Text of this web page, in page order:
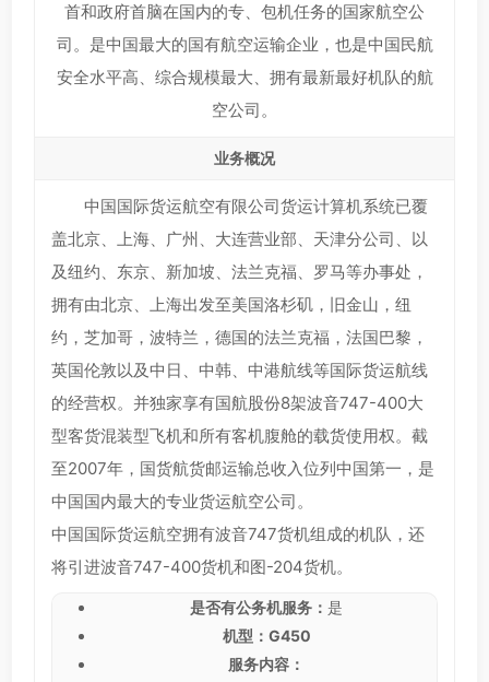
首和政府首脑在国内的专、包机任务的国家航空公
司。是中国最大的国有航空运输企业，也是中国民航
安全水平高、综合规模最大、拥有最新最好机队的航
空公司。
业务概况
中国国际货运航空有限公司货运计算机系统已覆
盖北京、上海、广州、大连营业部、天津分公司、以
及纽约、东京、新加坡、法兰克福、罗马等办事处，
拥有由北京、上海出发至美国洛杉矶，旧金山，纽
约，芝加哥，波特兰，德国的法兰克福，法国巴黎，
英国伦敦以及中日、中韩、中港航线等国际货运航线
的经营权。并独家享有国航股份8架波音747-400大
型客货混装型飞机和所有客机腹舱的载货使用权。截
至2007年，国货航货邮运输总收入位列中国第一，是
中国国内最大的专业货运航空公司。
中国国际货运航空拥有波音747货机组成的机队，还
将引进波音747-400货机和图-204货机。
是否有公务机服务： 是
机型：G450
服务内容：